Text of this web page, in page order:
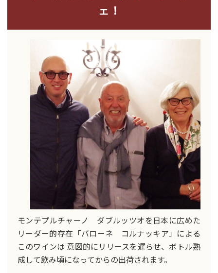
ェ！
モンテプルチャーノ ダブルッツオを日本に広めた
リーダー的存在「バローネ コルナッキア」による
このワインは 意図的にリリースを遅らせ、ボトル熟
成して飲み頃になってからの出荷されます。